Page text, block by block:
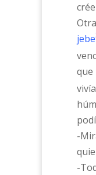
jebe
-
-